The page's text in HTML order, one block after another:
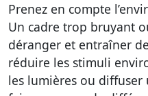
Prenez en compte
Un cadre trop bruyant
déranger et entraîner
réduire les stimuli
les lumières ou